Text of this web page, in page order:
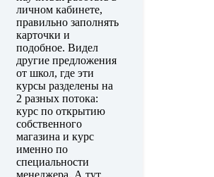
личном кабинете,
правильно заполнять
карточки и
подобное. Видел
другие предложения
от школ, где эти
курсы разделены на
2 разных потока:
курс по открытию
собственного
магазина и курс
именно по
специальности
менеджера. А тут